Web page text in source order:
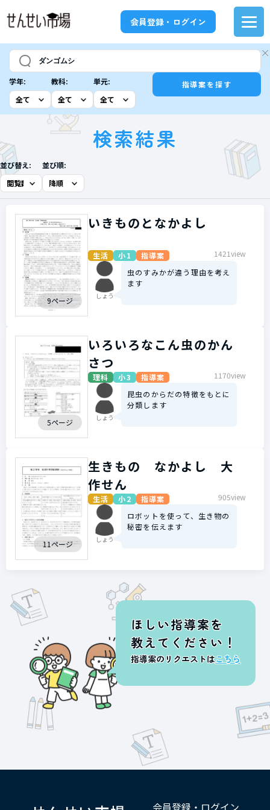
会員登録・ログイン
学年: 教科: 単元: 指導案を探す
検索結果
並び替え: 並び順:
9ページ
いきものとなかよし
生活 小1 指導案 1421view
しょう
虫のすみかが違う理由を考え
ます
5ページ
いろいろなこん虫のかん
さつ
理科 小3 指導案 1170view
しょう
昆虫のからだの特徴をもとに
分類します
11ページ
生きもの なかよし 大
作せん
生活 小2 指導案 905view
しょう
ロボットを使って、生き物の
秘密を伝えます
ほしい指導案を
教えてください！
指導案のリクエストはこちら
会員登録・ログイン